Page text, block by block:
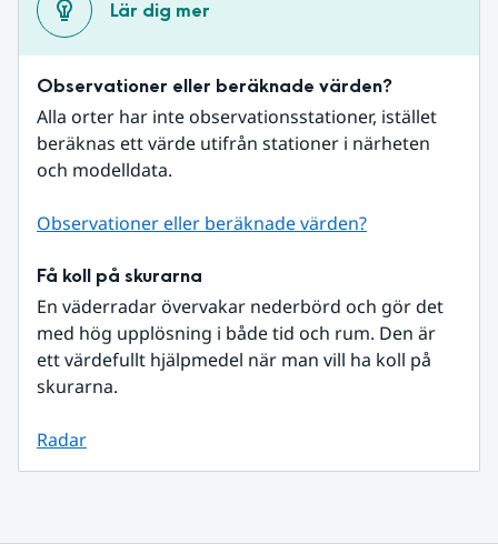
Lär dig mer
Observationer eller beräknade värden?
Alla orter har inte observationsstationer, istället
beräknas ett värde utifrån stationer i närheten
och modelldata.
Observationer eller beräknade värden?
Få koll på skurarna
En väderradar övervakar nederbörd och gör det
med hög upplösning i både tid och rum. Den är
ett värdefullt hjälpmedel när man vill ha koll på
skurarna.
Radar